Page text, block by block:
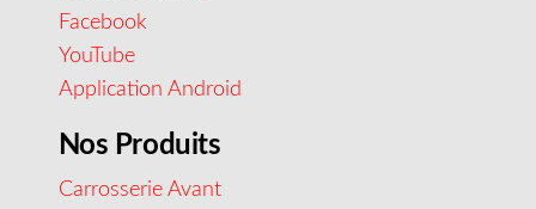
Facebook
YouTube
Application Android
Nos Produits
Carrosserie Avant